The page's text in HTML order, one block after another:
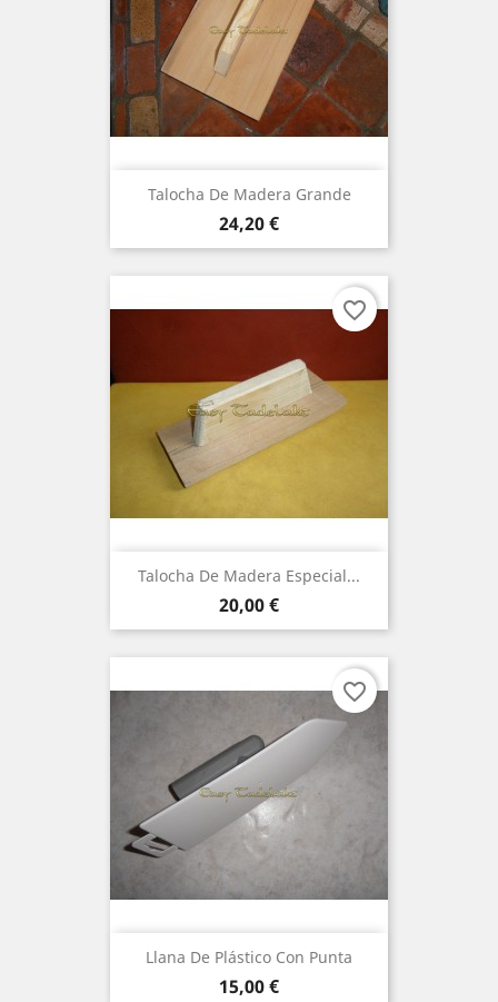
Talocha De Madera Grande
Precio
24,20 €
Talocha De Madera Especial...
Precio
20,00 €
favorite_border
Llana De Plástico Con Punta
Precio
15,00 €
favorite_border